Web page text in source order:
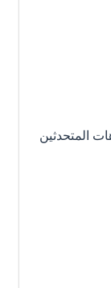
المتحدثين